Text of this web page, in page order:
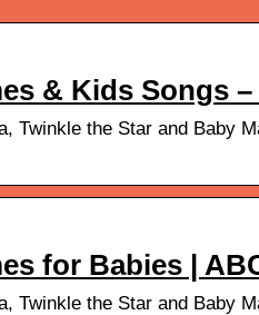
& Kids Songs –
Twinkle the Star and Baby
for Babies |
Twinkle the Star and Baby